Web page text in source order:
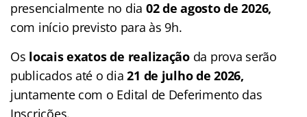
presencialmente no dia 02 de agosto de 2026,
com início previsto para às 9h.
Os locais exatos de realizaçãoda prova serão
publicados até o dia21 de julho de 2026,
juntamente com o Edital de Deferimento das
Inscrições.